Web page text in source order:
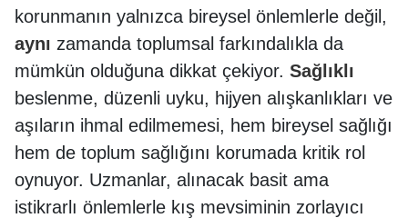
korunmanın yalnızca bireysel önlemlerle değil,
aynı zamanda toplumsal farkındalıkla da
mümkün olduğuna dikkat çekiyor. Sağlıklı
beslenme, düzenli uyku, hijyen alışkanlıkları ve
aşıların ihmal edilmemesi, hem bireysel sağlığı
hem de toplum sağlığını korumada kritik rol
oynuyor. Uzmanlar, alınacak basit ama
istikrarlı önlemlerle kış mevsiminin zorlayıcı